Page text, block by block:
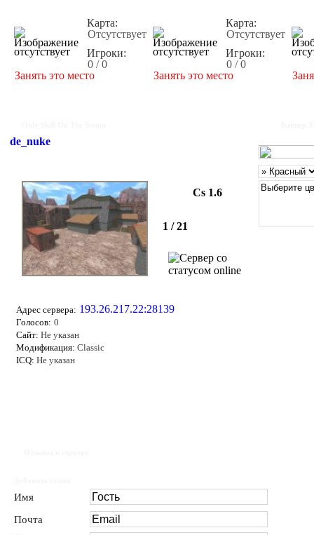
Карта:
Отсутствует
Игроки:
0 / 0
Занять это место
Карта:
Отсутствует
Игроки:
0 / 0
Занять это место
de_nuke
Cs 1.6
1 / 21
Адрес сервера: 193.26.217.22:28139
Голосов: 0
Сайт: Не указан
Модификация: Classic
ICQ: Не указан
Имя
Почта